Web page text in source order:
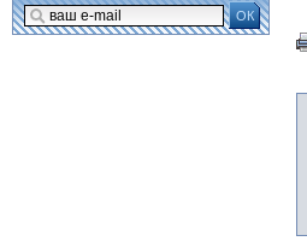
ОК